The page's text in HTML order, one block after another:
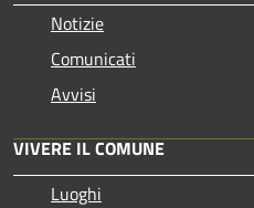
Notizie
Comunicati
Avvisi
VIVERE IL COMUNE
Luoghi